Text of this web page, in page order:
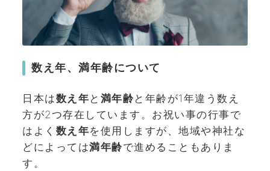
数え年、満年齢について
日本は数え年 と 満年齢と年齢が1年違う数え
方が2つ存在しています。お祝い事の行事で
はよく 数え年を使用しますが、地域や神社な
どによっては満年齢で進めることもありま
す。